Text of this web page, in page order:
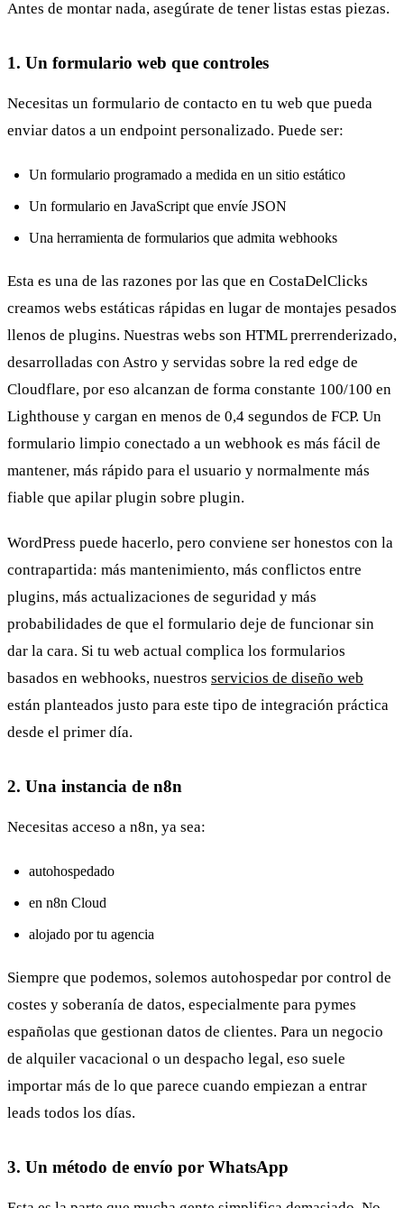
Antes de montar nada, asegúrate de tener listas estas piezas.
1. Un formulario web que controles
Necesitas un formulario de contacto en tu web que pueda
enviar datos a un endpoint personalizado. Puede ser:
Un formulario programado a medida en un sitio estático
Un formulario en JavaScript que envíe JSON
Una herramienta de formularios que admita webhooks
Esta es una de las razones por las que en CostaDelClicks
creamos webs estáticas rápidas en lugar de montajes pesados
llenos de plugins. Nuestras webs son HTML prerrenderizado,
desarrolladas con Astro y servidas sobre la red edge de
Cloudflare, por eso alcanzan de forma constante 100/100 en
Lighthouse y cargan en menos de 0,4 segundos de FCP. Un
formulario limpio conectado a un webhook es más fácil de
mantener, más rápido para el usuario y normalmente más
fiable que apilar plugin sobre plugin.
WordPress puede hacerlo, pero conviene ser honestos con la
contrapartida: más mantenimiento, más conflictos entre
plugins, más actualizaciones de seguridad y más
probabilidades de que el formulario deje de funcionar sin
dar la cara. Si tu web actual complica los formularios
basados en webhooks, nuestros servicios de diseño web
están planteados justo para este tipo de integración práctica
desde el primer día.
2. Una instancia de n8n
Necesitas acceso a n8n, ya sea:
autohospedado
en n8n Cloud
alojado por tu agencia
Siempre que podemos, solemos autohospedar por control de
costes y soberanía de datos, especialmente para pymes
españolas que gestionan datos de clientes. Para un negocio
de alquiler vacacional o un despacho legal, eso suele
importar más de lo que parece cuando empiezan a entrar
leads todos los días.
3. Un método de envío por WhatsApp